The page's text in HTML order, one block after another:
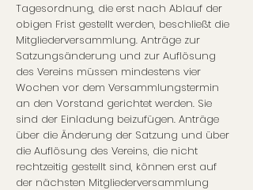
Tagesordnung, die erst nach Ablauf der
obigen Frist gestellt werden, beschließt die
Mitgliederversammlung. Anträge zur
Satzungsänderung und zur Auflösung
des Vereins müssen mindestens vier
Wochen vor dem Versammlungstermin
an den Vorstand gerichtet werden. Sie
sind der Einladung beizufügen. Anträge
über die Änderung der Satzung und über
die Auflösung des Vereins, die nicht
rechtzeitig gestellt sind, können erst auf
der nächsten Mitgliederversammlung